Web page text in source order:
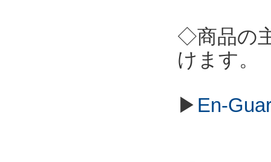
◇商品の
けます。
▶ En-